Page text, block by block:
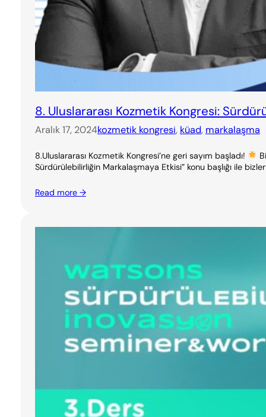
8. Uluslararası Kozmetik Kongresi:
Aralık 17, 2024kozmetik kongresi, küad, markalaşma
8.Uluslararası Kozmetik Kongresi’ne geri sayım başladı!
Sürdürülebilirliğin Markalaşmaya Etkisi” konu başlığı ile
Read more →